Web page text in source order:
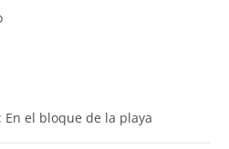
el bloque de la playa